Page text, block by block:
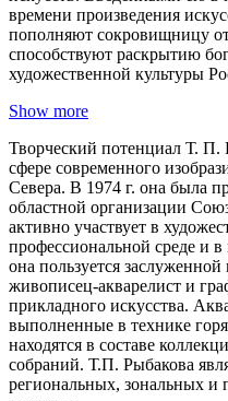
времени произведения
пополняют сокровищницу
способствуют раскрытию
художественной культуры
Show more
Творческий потенциал Т. П.
сфере современного
Севера. В 1974 г. она была
областной организации
активно участвует в
профессиональной среде и
она пользуется
живописец-акварелист и
прикладного искусства.
выполненные в технике
находятся в составе
собраний. Т.П. Рыбакова
региональных, зональных и